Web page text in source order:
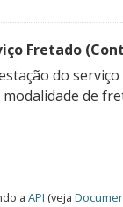
Fretado
do
de
a API (veja